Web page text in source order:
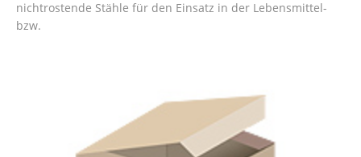
nichtrostende Stähle für den Einsatz in der Lebensmittel-
bzw.